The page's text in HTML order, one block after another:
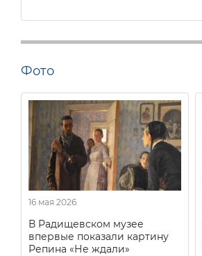
Фото
16 мая 2026
В Радищевском музее
впервые показали картину
Репина «Не ждали»